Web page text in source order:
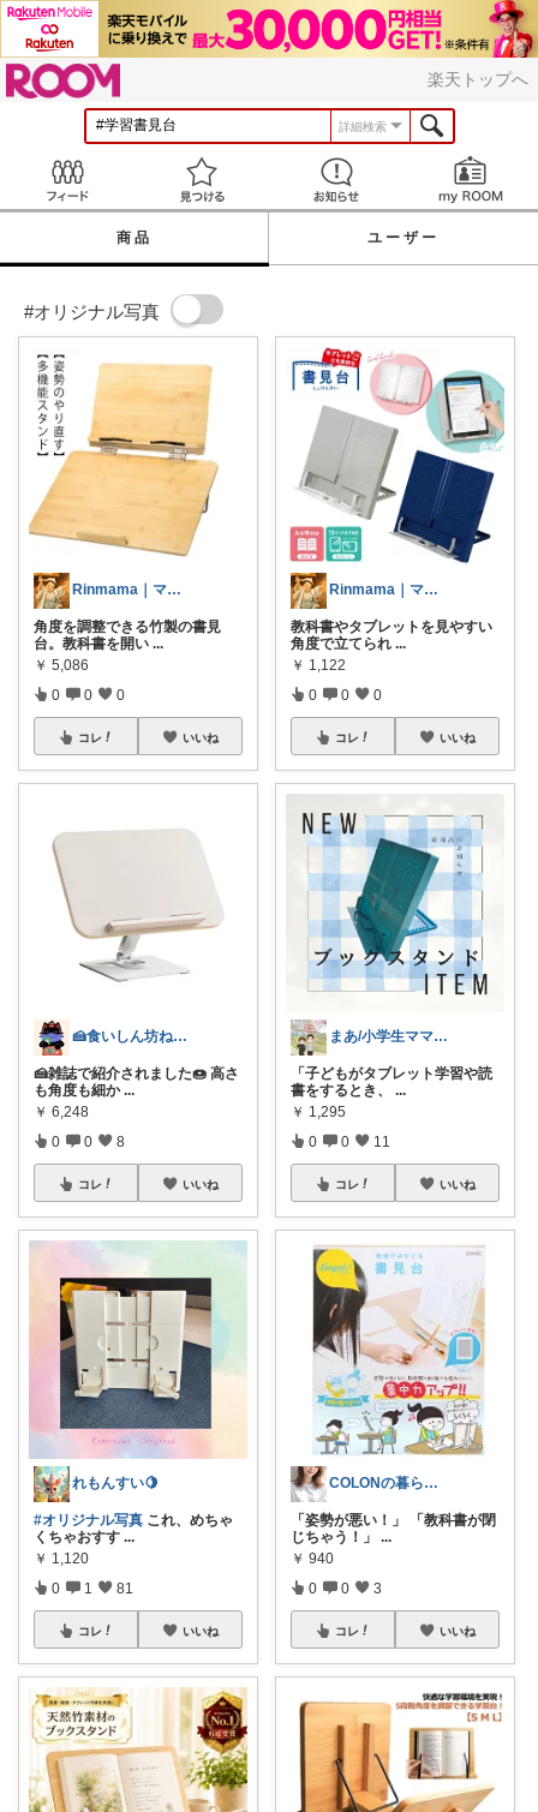
楽天トップへ
詳細検索
見つける お知らせ
商品 ユーザー
#オリジナル写真
Rinmama｜ママのお助けアイテム
角度を調整できる竹製の書見
台。教科書を開い ...
￥ 5,086
0 0 0
コレ いいね
🍰食いしん坊ねっこ🍩毎日タロット占い
🍰雑誌で紹介されました🍩 高さ
も角度も細か ...
￥ 6,248
0 0 8
コレ いいね
れもんすい🍋
#オリジナル写真 これ、めちゃ
くちゃおすす ...
￥ 1,120
0 1 81
コレ いいね
Rinmama｜ママのお助けアイテム
教科書やタブレットを見やすい
角度で立てられ ...
￥ 1,122
0 0 0
コレ いいね
まあ/小学生ママの転勤ROOM
「子どもがタブレット学習や読
書をするとき、
...
￥ 1,295
0 0 11
コレ いいね
COLONの暮らしメモ。
「姿勢が悪い！」 「教科書が閉
じちゃう！」
...
￥ 940
0 0 3
コレ いいね